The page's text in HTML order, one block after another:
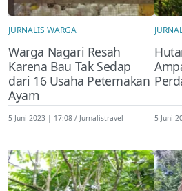
JURNALIS WARGA
Warga Nagari Resah
Karena Bau Tak Sedap
dari 16 Usaha Peternakan
Ayam
5 Juni 2023 | 17:08 Jurnalistravel 5 Juni